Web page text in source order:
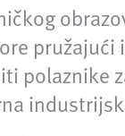
polaznike